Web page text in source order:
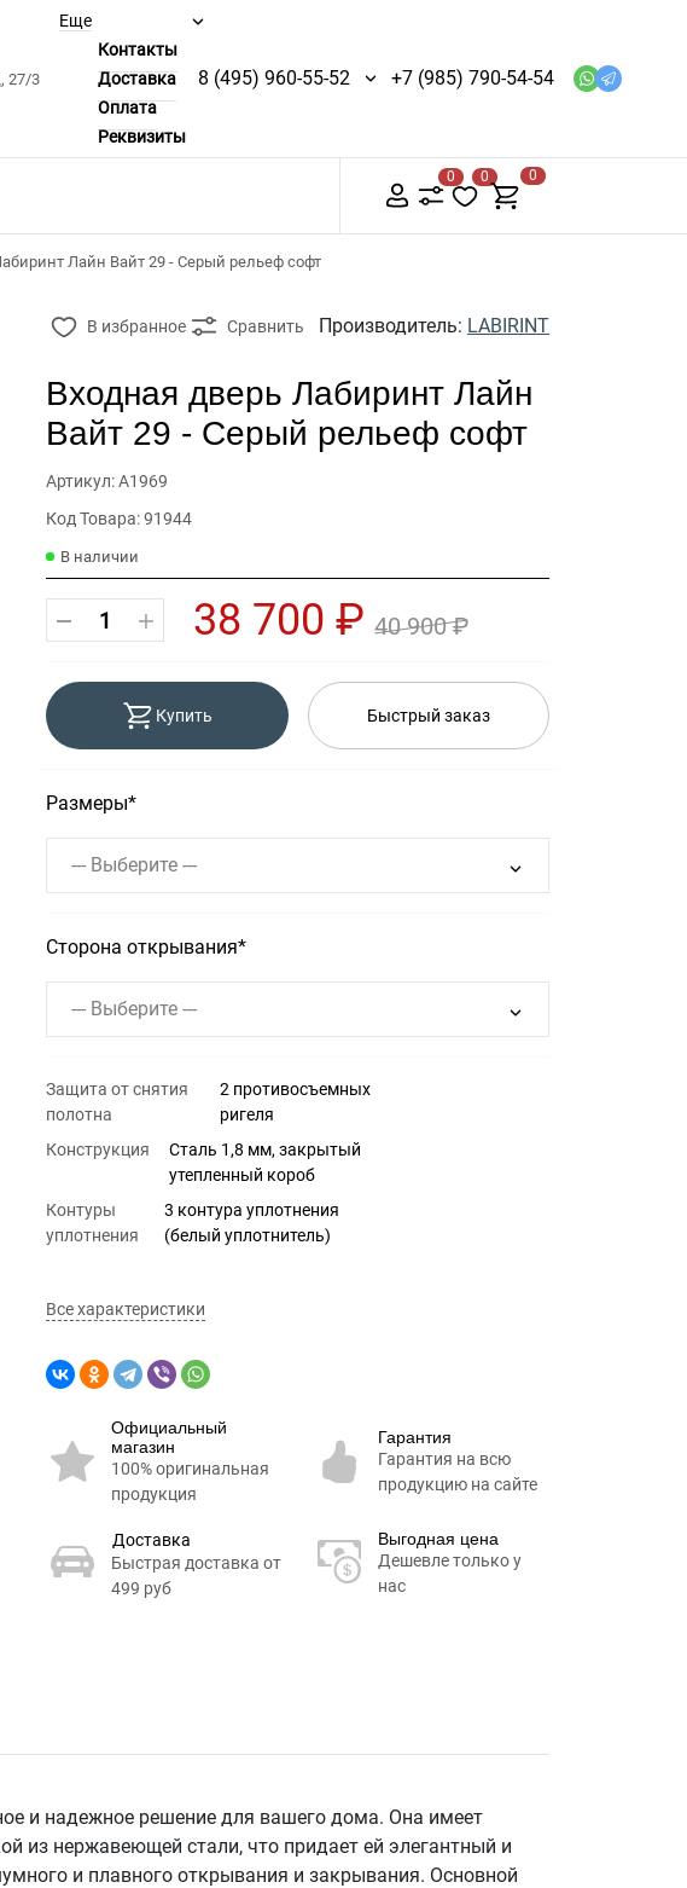
27/3
Еще
Контакты
Доставка
Оплата
Реквизиты
8 (495) 960-55-52 +7 (985) 790-54-54
0 0 0
Лайн Вайт 29 - Серый рельеф софт
В избранное Сравнить Производитель: LABIRINT
Входная дверь Лабиринт Лайн
Вайт 29 - Серый рельеф софт
Артикул: А1969
Код Товара: 91944
В наличии
38 700 ₽ 40 900 ₽
Купить Быстрый заказ
Размеры
--- Выберите ---
Сторона открывания
--- Выберите ---
Защита от снятия
полотна
2 противосъемных
ригеля
Конструкция
Сталь 1,8 мм, закрытый
утепленный короб
Контуры
уплотнения
3 контура уплотнения
(белый уплотнитель)
Все характеристики
Официальный
магазин
100% оригинальная
продукция
Гарантия
Гарантия на всю
продукцию на сайте
Доставка
Быстрая доставка от
499 руб
Выгодная цена
Дешевле только у
нас
и надежное решение для вашего дома. Она имеет
из нержавеющей стали, что придает ей элегантный и
и плавного открывания и закрывания. Основной